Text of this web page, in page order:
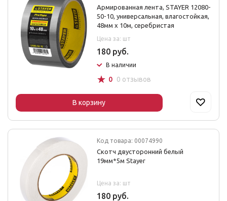
Армированная лента, STAYER 12080-
50-10, универсальная, влагостойкая,
48мм х 10м, серебристая
Цена за: шт
180 руб.
В наличии
☆ 0 0 отзывов
В корзину
Код товара: 00074990
Скотч двусторонний белый
19мм*5м Stayer
Цена за: шт
180 руб.